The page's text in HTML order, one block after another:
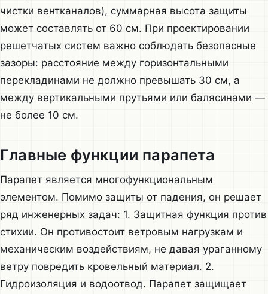
чистки вентканалов), суммарная высота защиты
может составлять от 60 см. При проектировании
решетчатых систем важно соблюдать безопасные
зазоры: расстояние между горизонтальными
перекладинами не должно превышать 30 см, а
между вертикальными прутьями или балясинами —
не более 10 см.
Главные функции парапета
Парапет является многофункциональным
элементом. Помимо защиты от падения, он решает
ряд инженерных задач: 1. Защитная функция против
стихии. Он противостоит ветровым нагрузкам и
механическим воздействиям, не давая ураганному
ветру повредить кровельный материал. 2.
Гидроизоляция и водоотвод. Парапет защищает